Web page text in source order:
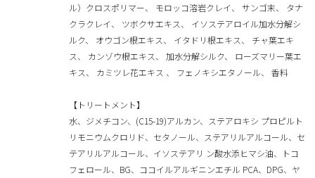
ル）クロスポリマー、 モロッコ溶岩クレイ、 サンゴ末、 タナ
クラクレイ、 ツボクサエキス、 イソステアロイル加水分解シ
ルク、 オウゴン根エキス、 イタドリ根エキス、 チャ葉エキ
ス、 カンゾウ根エキス、 加水分解シルク、 ローズマリー葉エ
キス、 カミツレ花エキス 、 フェノキシエタノール、 香料
【トリートメント】
水、ジメチコン、(C15-19)アルカン、ステアロキシ プロピルト
リモニウムクロリド、セタノール、ステアリルアルコール、セ
テアリルアルコール、イソステアリ ン酸水添ヒマシ油、トコ
フェロール、BG、ココイルアルギニンエチル PCA、DPG、ヤ